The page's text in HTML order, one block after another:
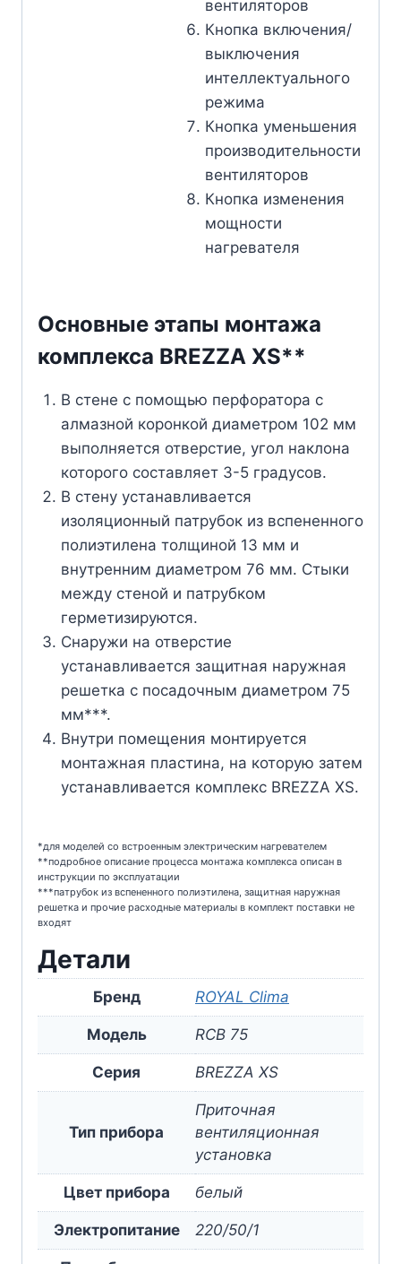
вентиляторов
Кнопка включения/
выключения
интеллектуального
режима
Кнопка уменьшения
производительности
вентиляторов
Кнопка изменения
мощности
нагревателя
Основные этапы монтажа
комплекса BREZZA XS**
В стене с помощью перфоратора с
алмазной коронкой диаметром 102 мм
выполняется отверстие, угол наклона
которого составляет 3-5 градусов.
В стену устанавливается
изоляционный патрубок из вспененного
полиэтилена толщиной 13 мм и
внутренним диаметром 76 мм. Стыки
между стеной и патрубком
герметизируются.
Снаружи на отверстие
устанавливается защитная наружная
решетка с посадочным диаметром 75
мм***.
Внутри помещения монтируется
монтажная пластина, на которую затем
устанавливается комплекс BREZZA XS.
*для моделей со встроенным электрическим нагревателем
**подробное описание процесса монтажа комплекса описан в
инструкции по эксплуатации
***патрубок из вспененного полиэтилена, защитная наружная
решетка и прочие расходные материалы в комплект поставки не
входят
Детали
Бренд ROYAL Clima
Модель RCB 75
Серия BREZZA XS
Тип прибора
Приточная
вентиляционная
установка
Цвет прибора белый
Электропитание 220/50/1